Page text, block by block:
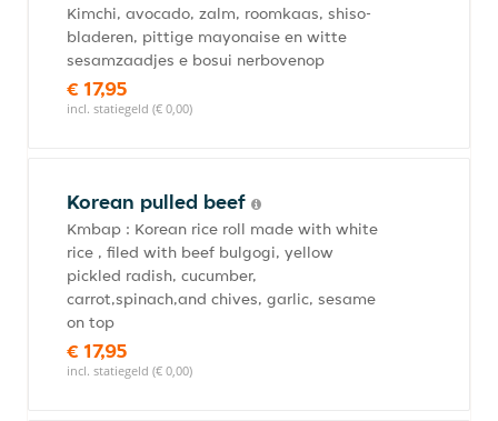
Kimchi, avocado, zalm, roomkaas, shiso-
bladeren, pittige mayonaise en witte
sesamzaadjes e bosui nerbovenop
€ 17,95
incl. statiegeld (€ 0,00)
Korean pulled beef
Kmbap : Korean rice roll made with white
rice , filed with beef bulgogi, yellow
pickled radish, cucumber,
carrot,spinach,and chives, garlic, sesame
on top
€ 17,95
incl. statiegeld (€ 0,00)